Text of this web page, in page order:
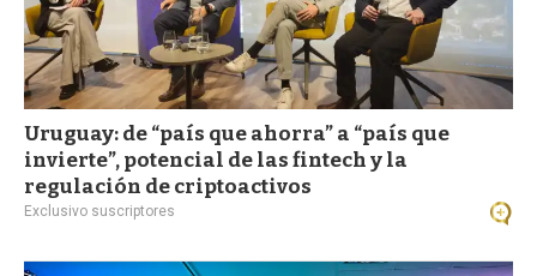
Uruguay: de “país que ahorra” a “país que
invierte”, potencial de las fintech y la
regulación de criptoactivos
Exclusivo suscriptores